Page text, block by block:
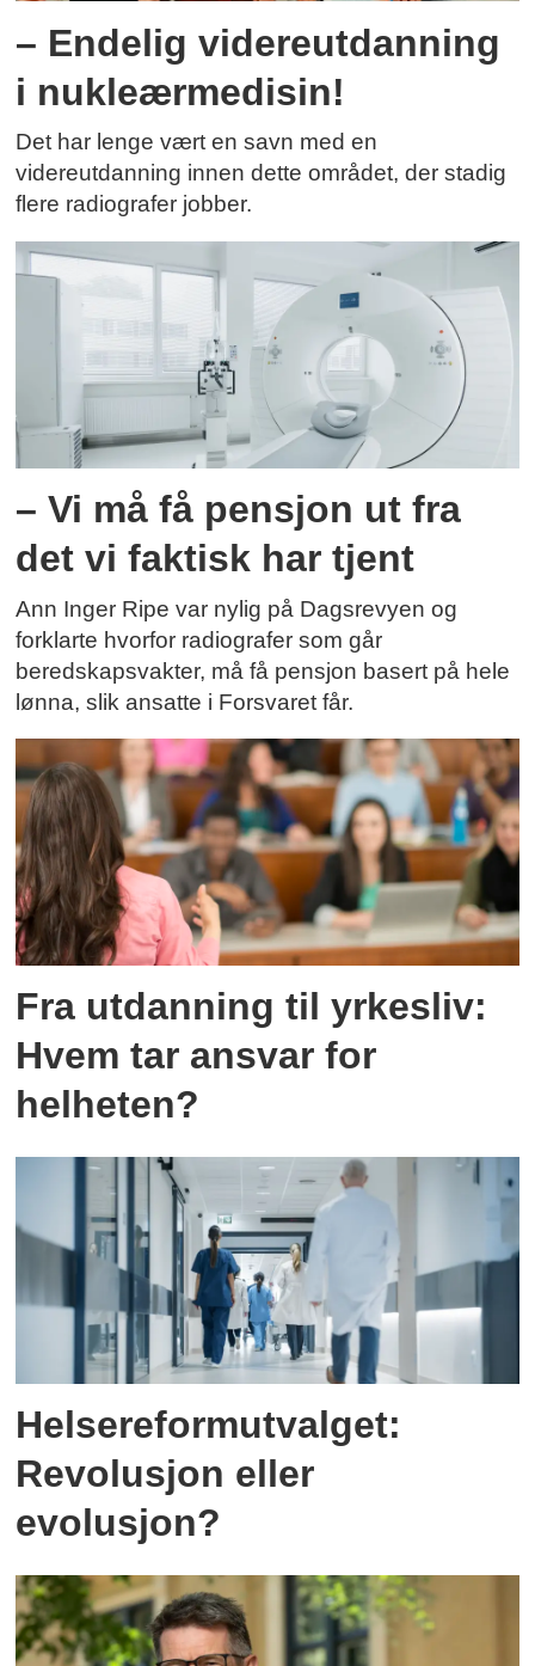
– Endelig videreutdanning
i nukleærmedisin!
Det har lenge vært en savn med en
videreutdanning innen dette området, der stadig
flere radiografer jobber.
– Vi må få pensjon ut fra
det vi faktisk har tjent
Ann Inger Ripe var nylig på Dagsrevyen og
forklarte hvorfor radiografer som går
beredskapsvakter, må få pensjon basert på hele
lønna, slik ansatte i Forsvaret får.
Fra utdanning til yrkesliv:
Hvem tar ansvar for
helheten?
Helsereformutvalget:
Revolusjon eller
evolusjon?